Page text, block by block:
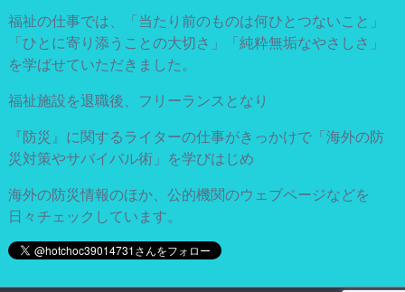
福祉の仕事では、「当たり前のものは何ひとつないこと」
「ひとに寄り添うことの大切さ」「純粋無垢なやさしさ」
を学ばせていただきました。
福祉施設を退職後、フリーランスとなり
『防災』に関するライターの仕事がきっかけで「海外の防
災対策やサバイバル術」を学びはじめ
海外の防災情報のほか、公的機関のウェブページなどを
日々チェックしています。